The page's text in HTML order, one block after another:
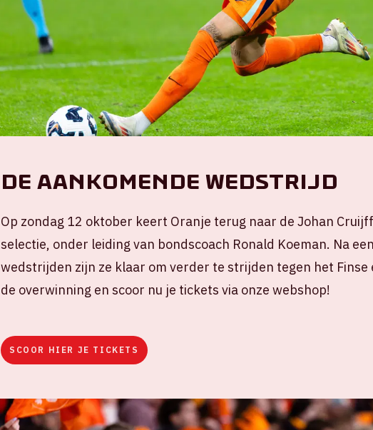
De aankomende wedstrijd
Op zondag 12 oktober keert Oranje terug naar de Johan
selectie, onder leiding van bondscoach Ronald Koeman. Na
wedstrijden zijn ze klaar om verder te strijden tegen het
de overwinning en scoor nu je tickets via onze webshop!
SCOOR HIER JE TICKETS